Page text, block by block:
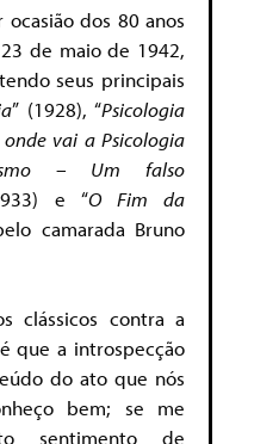
dos 80 anos
de maio de 1942,
seus principais
” (1928), “Psicologia
onde vai a Psicologia
– Um falso
e “O Fim da
camarada Bruno
clássicos contra a
que a introspecção
do ato que nós
bem; se me
sentimento de